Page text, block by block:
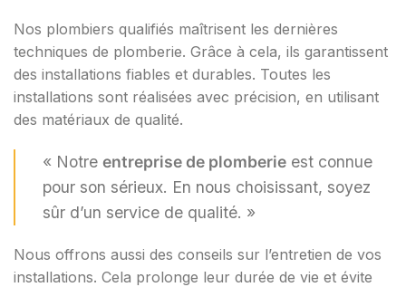
Nos plombiers qualifiés maîtrisent les dernières
techniques de plomberie. Grâce à cela, ils garantissent
des installations fiables et durables. Toutes les
installations sont réalisées avec précision, en utilisant
des matériaux de qualité.
« Notre entreprise de plomberie est connue
pour son sérieux. En nous choisissant, soyez
sûr d’un service de qualité. »
Nous offrons aussi des conseils sur l’entretien de vos
installations. Cela prolonge leur durée de vie et évite